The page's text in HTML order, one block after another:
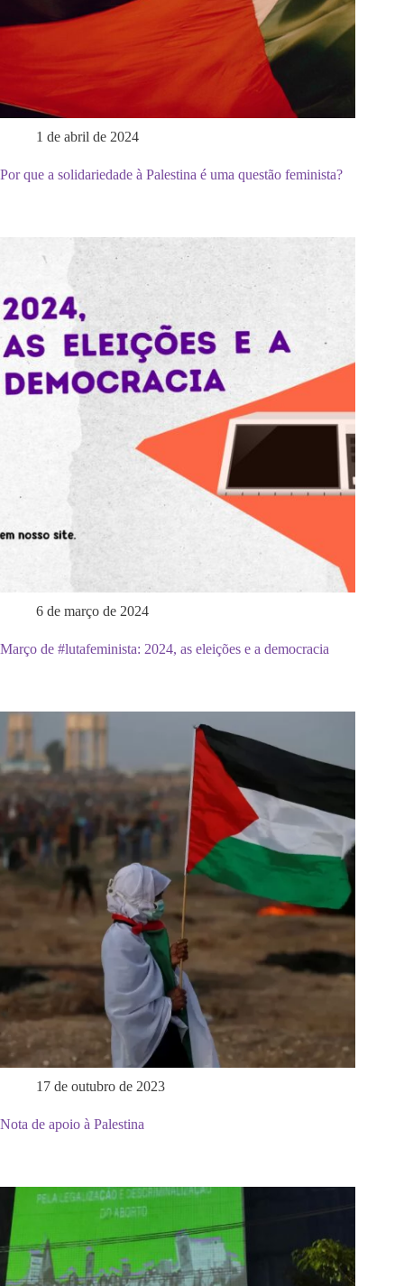
1 de abril de 2024
Por que a solidariedade à Palestina é uma questão feminista?
6 de março de 2024
Março de #lutafeminista: 2024, as eleições e a democracia
17 de outubro de 2023
Nota de apoio à Palestina